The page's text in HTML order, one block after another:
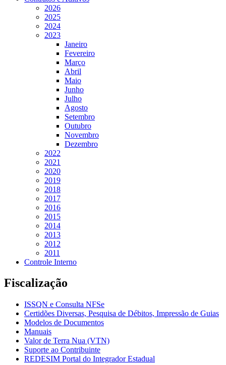
2026
2025
2024
2023
Janeiro
Fevereiro
Março
Abril
Maio
Junho
Julho
Agosto
Setembro
Outubro
Novembro
Dezembro
2022
2021
2020
2019
2018
2017
2016
2015
2014
2013
2012
2011
Controle Interno
Fiscalização
ISSQN e Consulta NFSe
Certidões Diversas, Pesquisa de Débitos, Impressão de Guias
Modelos de Documentos
Manuais
Valor de Terra Nua (VTN)
Suporte ao Contribuinte
REDESIM Portal do Integrador Estadual